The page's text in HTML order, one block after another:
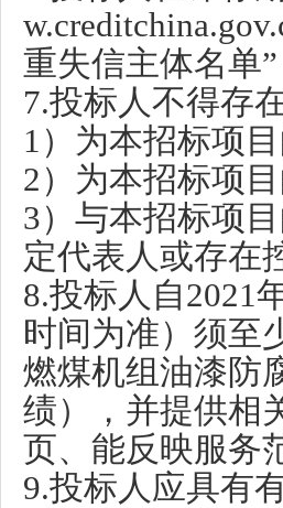
重失信主体名单
7.投标人不得存
1）为本招标项
2）为本招标项
3）与本招标项
定代表人或存在
8.投标人自2021
时间为准）须至
燃煤机组油漆防
绩），并提供相
页、能反映服务
9.投标人应具有